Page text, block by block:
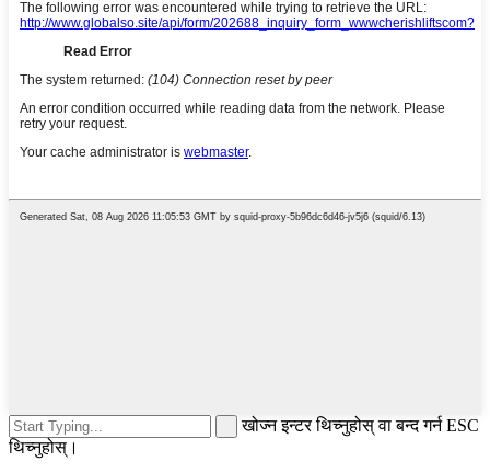
खोज्न इन्टर थिच्नुहोस् वा बन्द गर्न ESC
थिच्नुहोस्।